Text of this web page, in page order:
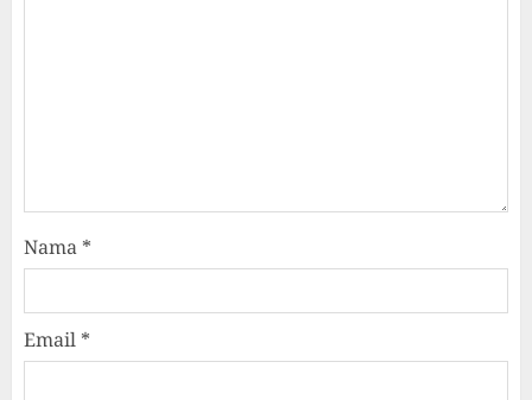
Nama *
Email *